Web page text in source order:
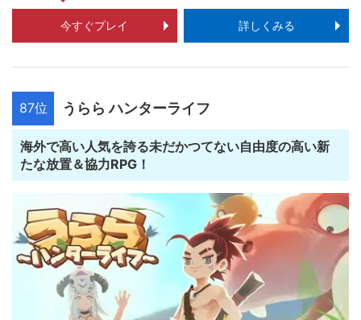
今すぐプレイ 詳しくみる
87位 うらら ハンターライフ
海外で高い人気を誇る未だかつてない自由度の高い新
たな放置＆協力RPG！